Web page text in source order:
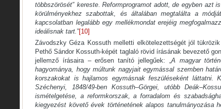
többszörösét″ kereste.Reformprogramot adott, de egyben azt
körülményekhez szabottak, és általában megtalálta a
kapcsolatban legalább egy mellékmondat erejéig
ideálisnak tart.”[10]
Závodszky Géza Kossuth melletti elkötelezettségét jól
Pethő Sándor Kossuth-képét taglaló rövid írásának bevezető
jellemző írásaira – erősen tanító jellegűek: „A magyar
hagyománya, hogy múltunk nagyjait egymással szemben
korszakokat is hajlamos egymásnak feszüléseként láttatni.
Széchenyi, 1848/49-ben Kossuth–Görgei, utóbb
ismételgetése, a reformkorszak, a forradalom és
kiegyezést követő évek történetének alapos tanulmányozása